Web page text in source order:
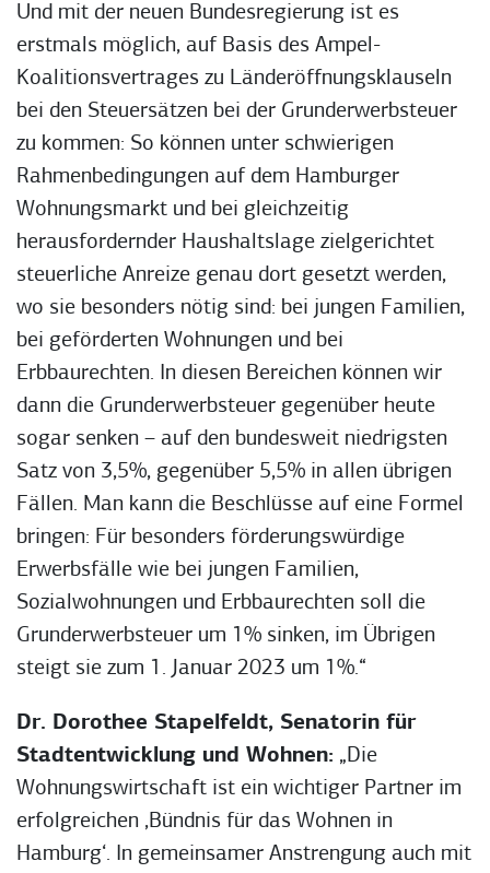
Und mit der neuen Bundesregierung ist es
erstmals möglich, auf Basis des Ampel-
Koalitionsvertrages zu Länderöffnungsklauseln
bei den Steuersätzen bei der Grunderwerbsteuer
zu kommen: So können unter schwierigen
Rahmenbedingungen auf dem Hamburger
Wohnungsmarkt und bei gleichzeitig
herausfordernder Haushaltslage zielgerichtet
steuerliche Anreize genau dort gesetzt werden,
wo sie besonders nötig sind: bei jungen Familien,
bei geförderten Wohnungen und bei
Erbbaurechten. In diesen Bereichen können wir
dann die Grunderwerbsteuer gegenüber heute
sogar senken – auf den bundesweit niedrigsten
Satz von 3,5%, gegenüber 5,5% in allen übrigen
Fällen. Man kann die Beschlüsse auf eine Formel
bringen: Für besonders förderungswürdige
Erwerbsfälle wie bei jungen Familien,
Sozialwohnungen und Erbbaurechten soll die
Grunderwerbsteuer um 1% sinken, im Übrigen
steigt sie zum 1. Januar 2023 um 1%.“
Dr. Dorothee Stapelfeldt, Senatorin für
Stadtentwicklung und Wohnen: „Die
Wohnungswirtschaft ist ein wichtiger Partner im
erfolgreichen ‚Bündnis für das Wohnen in
Hamburg‘. In gemeinsamer Anstrengung auch mit